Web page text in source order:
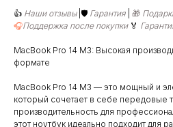
👍 Наши отзывы |🛡️ Гарантия 🎁
🎧Поддержка после покупки 🏅
MacBook Pro 14 M3: Высокая
формате
MacBook Pro 14 M3 — это мощный и
который сочетает в себе передовые
производительность для
этот ноутбук идеально подходит для